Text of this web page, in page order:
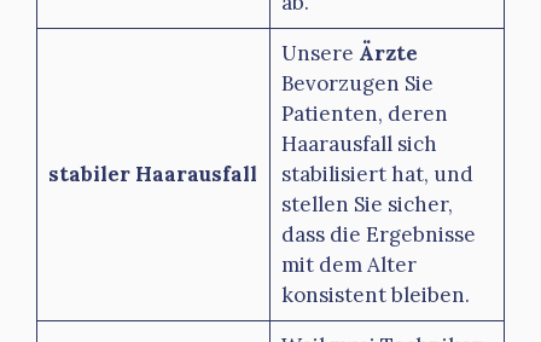
stabiler Haarausfall
Unsere Ärzte
Bevorzugen Sie
Patienten, deren
Haarausfall sich
stabilisiert hat, und
stellen Sie sicher,
dass die Ergebnisse
mit dem Alter
konsistent bleiben.